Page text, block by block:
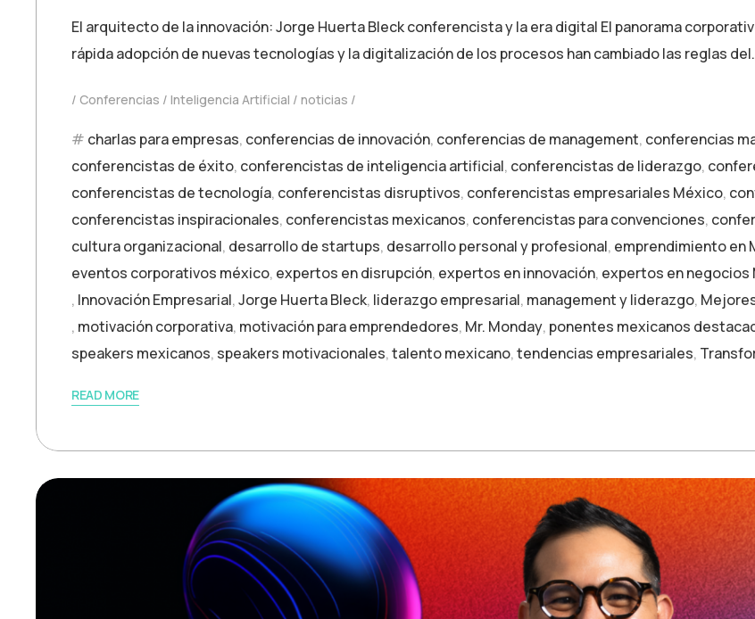
El arquitecto de la innovación: Jorge Huerta Bleck conferencista y la era digital El panorama
rápida adopción de nuevas tecnologías y la digitalización de los procesos han cambiado las reglas
Conferencias Inteligencia Artificial noticias
charlas para empresas, conferencias de innovación, conferencias de management, conferencias
conferencistas de éxito, conferencistas de inteligencia artificial, conferencistas de liderazgo,
conferencistas de tecnología, conferencistas disruptivos, conferencistas empresariales México,
conferencistas inspiracionales, conferencistas mexicanos, conferencistas para convenciones,
cultura organizacional, desarrollo de startups, desarrollo personal y profesional, emprendimiento en
eventos corporativos méxico, expertos en disrupción, expertos en innovación, expertos en negocios
, Innovación Empresarial,Jorge Huerta Bleck, liderazgo empresarial, management y liderazgo,
, motivación corporativa, motivación para emprendedores, Mr. Monday, ponentes mexicanos
speakers mexicanos, speakers motivacionales,talento mexicano,tendencias empresariales,
READ MORE